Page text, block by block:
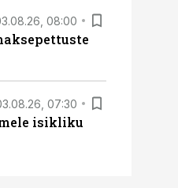
08:00
07:30
isikliku